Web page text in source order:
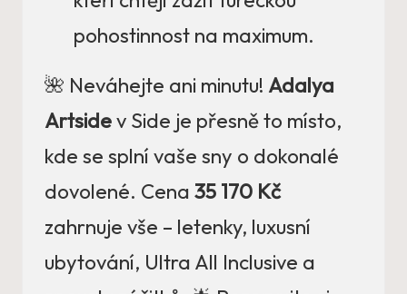
pohostinnost na maximum.
🌺 Neváhejte ani minutu! Adalya
Artsidev Side je přesně to místo,
kde se splní vaše sny o dokonalé
dovolené. Cena 35 170 Kč
zahrnuje vše – letenky, luxusní
ubytování, Ultra All Inclusive a